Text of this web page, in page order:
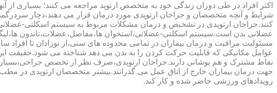
اکثر افراد در طی دوران زندگی خود به متخصص ارتوپد مراجعه می کنند؛ بسیاری از
شرایط و آنچه متخصصان و جراحان ارتوپدی مورد درمان قرار می دهند،دچار
کنند.جراحان ارتوپدی در تشخیص و درمان مشکلات مربوط به سیستم اسکلتی-
عضلانی بدن است.سیستم اسکلتی-عضلانی،استخوان ها،مفاصل،عضلات،تاندون
مسئولیت مراقبت و درمان بیماران در تمامی محدوده های سنی،از نوزادان تا
عوامل مکانیکی که قابلیت حرکت کردن را به بدن می دهد شناخته می شود.حقیقت
نقاط مشترک و هم پوشانی دارند.جراحان ارتوپدی،صرف نظر از تخصص
جهت درمان بیماران خارج از اتاق عمل می گذرانند.بیشتر متخصصان ارتوپدی در
رویدادهای ورزشی حاضر شده و کار کند.